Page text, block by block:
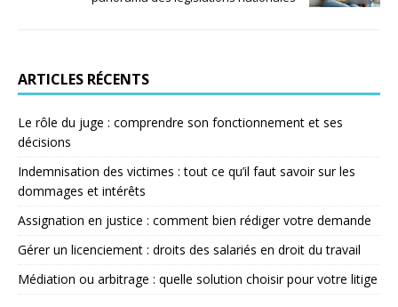
ARTICLES RÉCENTS
Le rôle du juge : comprendre son fonctionnement et ses
décisions
Indemnisation des victimes : tout ce qu’il faut savoir sur les
dommages et intérêts
Assignation en justice : comment bien rédiger votre demande
Gérer un licenciement : droits des salariés en droit du travail
Médiation ou arbitrage : quelle solution choisir pour votre litige